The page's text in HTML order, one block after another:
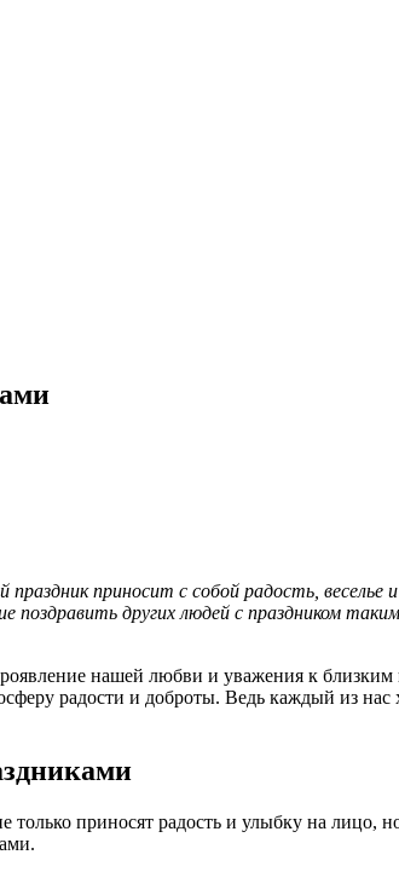
приносит с собой радость,
других людей с праздником
нашей любви и уважения к
радости и доброты. Ведь каждый из
приносят радость и улыбку на